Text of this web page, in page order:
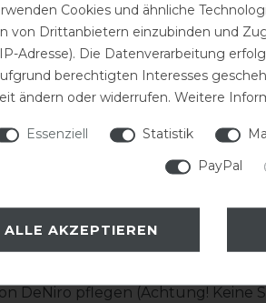
Sohle bestehend aus
drei Schichten werden mit
der Elastikeinsatz etwas
der Zeit um ca. 1cm. Das Top wie
uns einfach darauf an!
in Mitleidenschaft gezogen
den Stiefel zeitnah mit
DeNiro pflegen (Achtung! Keine
Cookies und ähnliche
von Drittanbietern einzubinden und
Adresse). Die Datenverarbeitung
berechtigten Interesses
ändern oder widerrufen. Weitere
Essenziell Statistik
PayPal
ALLE AKZEPTIEREN